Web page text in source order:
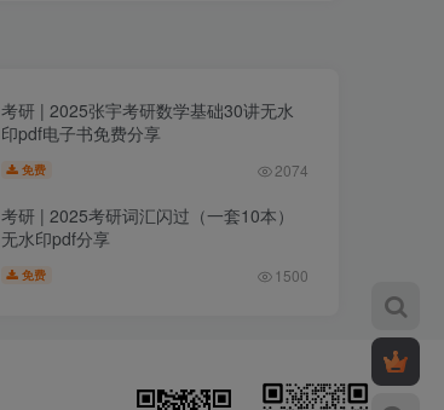
考研 | 2025张宇考研数学基础30讲无水
印pdf电子书免费分享
免费 2074
考研 | 2025考研词汇闪过（一套10本）
无水印pdf分享
免费 1500